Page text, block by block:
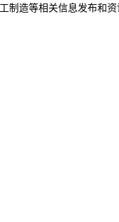
制造等相关信息发布和资